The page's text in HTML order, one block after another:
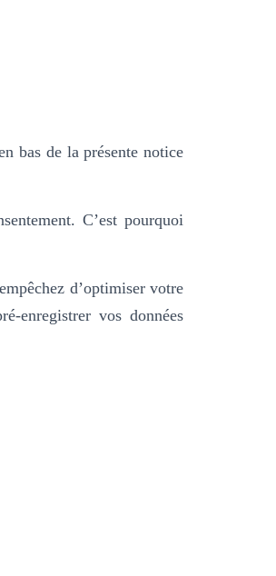
bas de la présente notice
C’est pourquoi
d’optimiser votre
enregistrer vos données